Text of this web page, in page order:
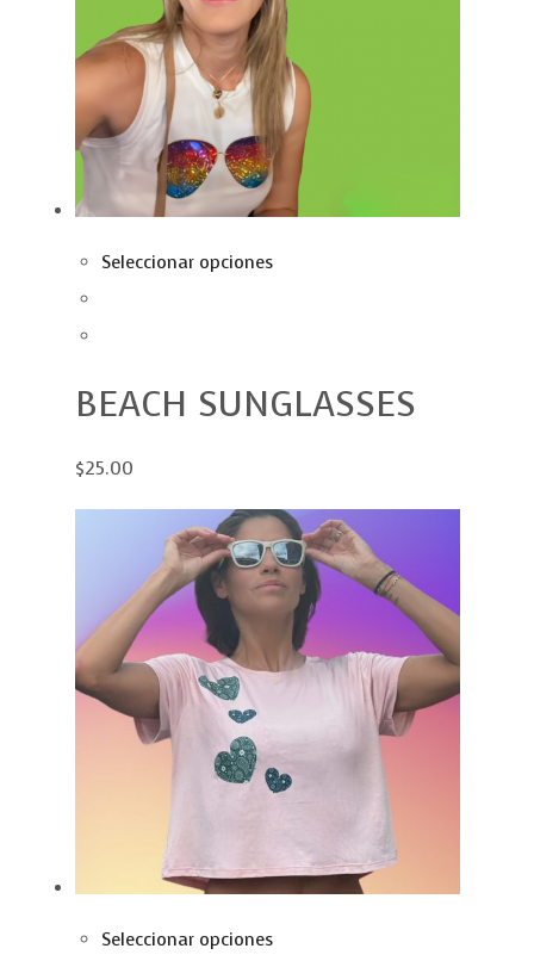
Seleccionar opciones
BEACH SUNGLASSES
$25.00
Seleccionar opciones